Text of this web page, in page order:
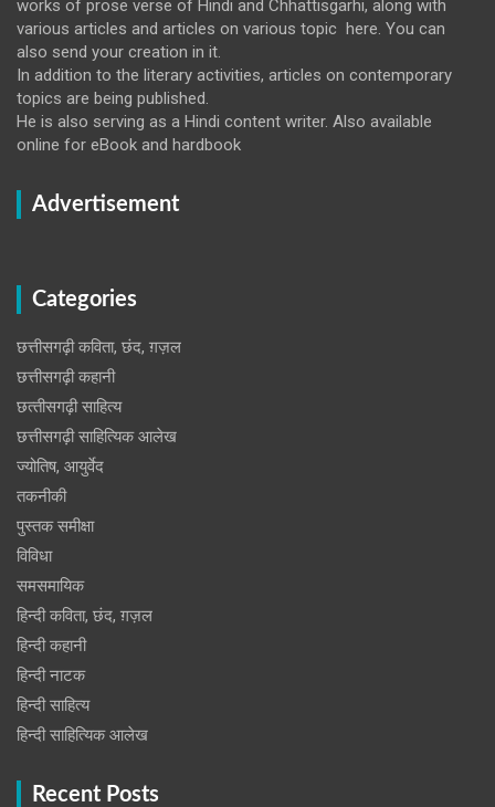
works of prose verse of Hindi and Chhattisgarhi, along with
various articles and articles on various topic here. You can
also send your creation in it.
In addition to the literary activities, articles on contemporary
topics are being published.
He is also serving as a Hindi content writer. Also available
online for eBook and hardbook
Advertisement
Categories
छत्तीसगढ़ी कविता, छंद, ग़ज़ल
छत्तीसगढ़ी कहानी
छत्‍तीसगढ़ी साहित्‍य
छत्तीसगढ़ी साहित्यिक आलेख
ज्योतिष, आयुर्वेद
तकनीकी
पुस्‍तक समीक्षा
विविधा
समसमायिक
हिन्दी कविता, छंद, ग़ज़ल
हिन्दी कहानी
हिन्‍दी नाटक
हिन्दी साहित्य
हिन्दी साहित्यिक आलेख
Recent Posts